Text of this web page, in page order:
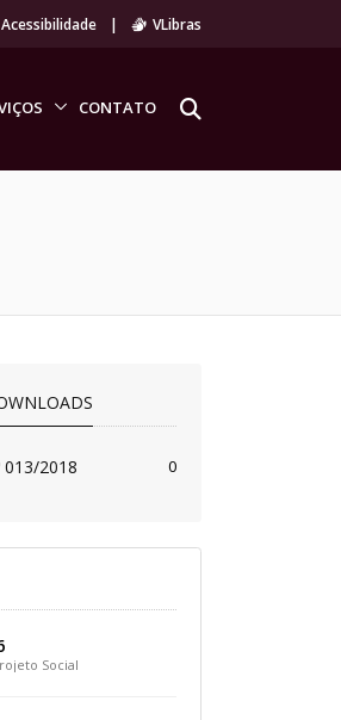
Acessibilidade | VLibras
CONTATO
2018 0
Social